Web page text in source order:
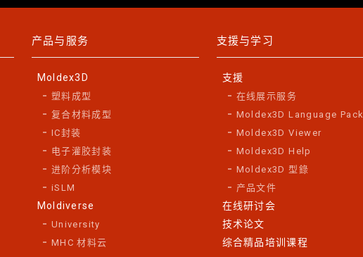
产品与服务
Moldex3D
塑料成型
复合材料成型
IC封装
电子灌胶封装
进阶分析模块
iSLM
Moldiverse
University
MHC 材料云
支援与学习
支援
在线展示服务
Moldex3D Language Pack
Moldex3D Viewer
Moldex3D Help
Moldex3D 型錄
产品文件
在线研讨会
技术论文
综合精品培训课程